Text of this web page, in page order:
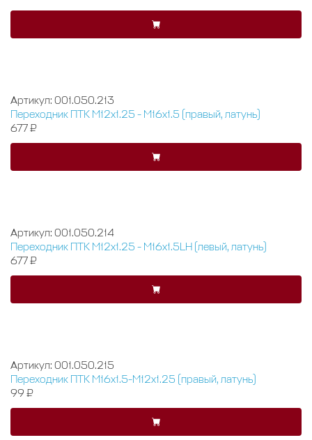
Артикул: 001.050.213
Переходник ПТК М12х1.25 - М16х1.5 (правый, латунь)
677 ₽
Артикул: 001.050.214
Переходник ПТК М12х1.25 - М16х1.5LH (левый, латунь)
677 ₽
Артикул: 001.050.215
Переходник ПТК М16х1.5-М12х1.25 (правый, латунь)
99 ₽